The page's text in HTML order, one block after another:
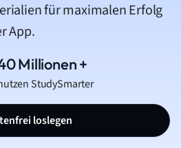
für maximalen Erfolg
App.
Millionen +
StudySmarter
loslegen